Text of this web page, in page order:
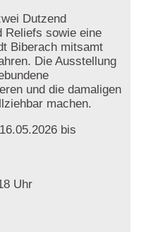
Dutzend
Reliefs sowie eine
Biberach mitsamt
Die Ausstellung
und die damaligen
machen.
bis
Uhr